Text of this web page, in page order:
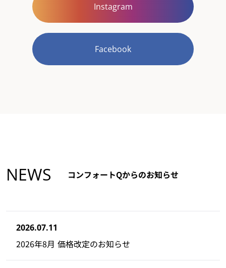
Instagram
Facebook
NEWS コンフォートQからのお知らせ
2026.07.11
2026年8月 価格改定のお知らせ